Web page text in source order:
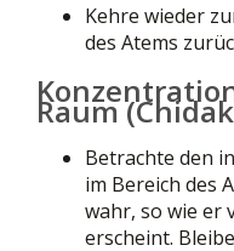
Kehre wieder
des Atems
Raum
Betrachte den
im Bereich des
wahr, so wie er
erscheint.